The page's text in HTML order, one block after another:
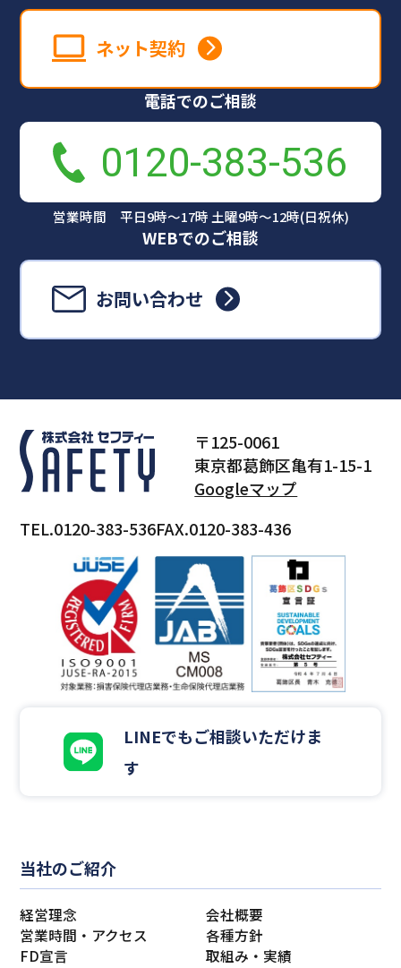
ネット契約
電話でのご相談
0120-383-536
営業時間 平日9時～17時 土曜9時～12時(日祝休)
WEBでのご相談
お問い合わせ
〒125-0061
東京都葛飾区亀有1-15-1
Googleマップ
TEL.0120-383-536FAX.0120-383-436
LINEでもご相談いただけま
す
当社のご紹介
経営理念
会社概要
営業時間・アクセス
各種方針
FD宣言
取組み・実績